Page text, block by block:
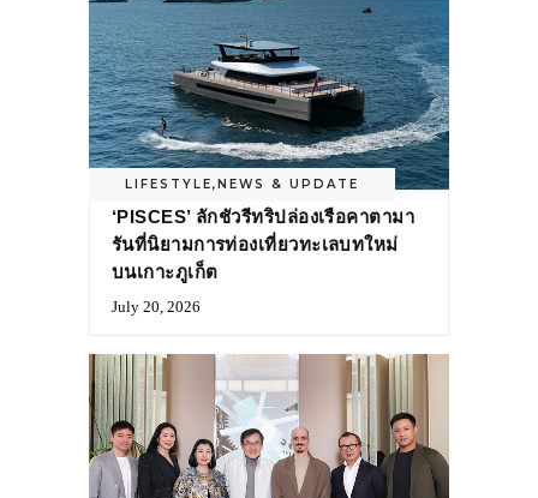
LIFESTYLE,NEWS & UPDATE
‘PISCES’ ลักชัวรีทริปล่องเรือคาตามา
รันที่นิยามการท่องเที่ยวทะเลบทใหม่
บนเกาะภูเก็ต
July 20, 2026